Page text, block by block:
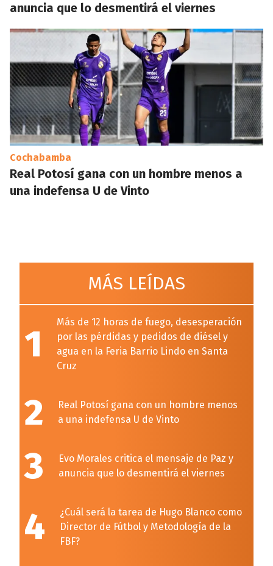
anuncia que lo desmentirá el viernes
Cochabamba
Real Potosí gana con un hombre menos a
una indefensa U de Vinto
MÁS LEÍDAS
1
Más de 12 horas de fuego, desesperación
por las pérdidas y pedidos de diésel y
agua en la Feria Barrio Lindo en Santa
Cruz
2
Real Potosí gana con un hombre menos
a una indefensa U de Vinto
3
Evo Morales critica el mensaje de Paz y
anuncia que lo desmentirá el viernes
4
¿Cuál será la tarea de Hugo Blanco como
Director de Fútbol y Metodología de la
FBF?